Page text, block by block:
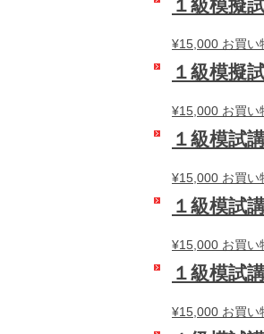
１級模擬
¥15,000 お買い
１級模擬
¥15,000 お買い
１級模試
¥15,000 お買い
１級模試
¥15,000 お買い
１級模試
¥15,000 お買い